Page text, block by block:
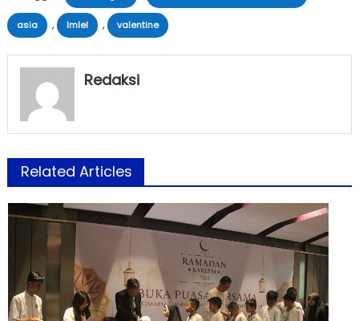
asia , Imlel , valentine
Redaksi
Related Articles